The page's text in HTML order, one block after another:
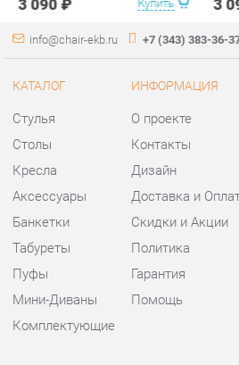
Столы
Кресла
Аксессуары
Банкетки
Комплектующие
Контакты
Дизайн
Доставка и Оплата
Скидки и Акции
КОНТАКТЫ
Шоурум и склад самовывоза
Адрес: г. Екатеринбург,
ул.Металлургов, 84
Телефон: +7 (343) 383-36-37